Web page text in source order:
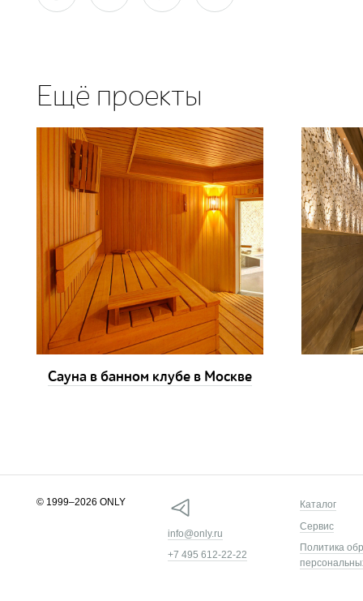
Ещё проекты
Сауна в банном клубе в Москве
© 1999–2026 ONLY
info@only.ru
+7 495 612-22-22
Каталог
Сервис
Политика